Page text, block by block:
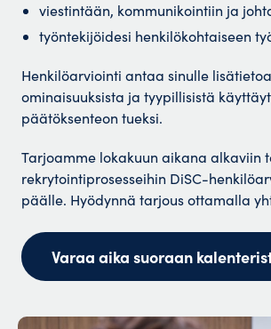
viestintään, kommunikointiin ja
työntekijöidesi henkilökohtaiseen
Henkilöarviointi antaa sinulle
ominaisuuksista ja tyypillisistä
päätöksenteon tueksi.
Tarjoamme lokakuun aikana alkaviin
rekrytointiprosesseihin DiSC-
päälle. Hyödynnä tarjous ottamalla
Varaa aika suoraan